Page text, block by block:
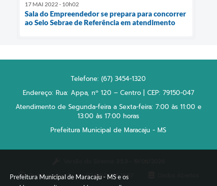
Prefeitura Municipal de Maracaju - MS e os
17 MAI 2022 - 10h02
Sala do Empreendedor se prepara para concorrer
ao Selo Sebrae de Referência em atendimento
Telefone: (67) 3454-1320
Endereço: Rua: Appa, nº 120 – Centro | CEP: 79150-047
Atendimento de Segunda-feira a Sexta-feira: 7:00 às 11:00 e
13:00 às 17:00 horas
Prefeitura Municipal de Maracaju - MS
Portal atualizado em:07/08/2026 16:57